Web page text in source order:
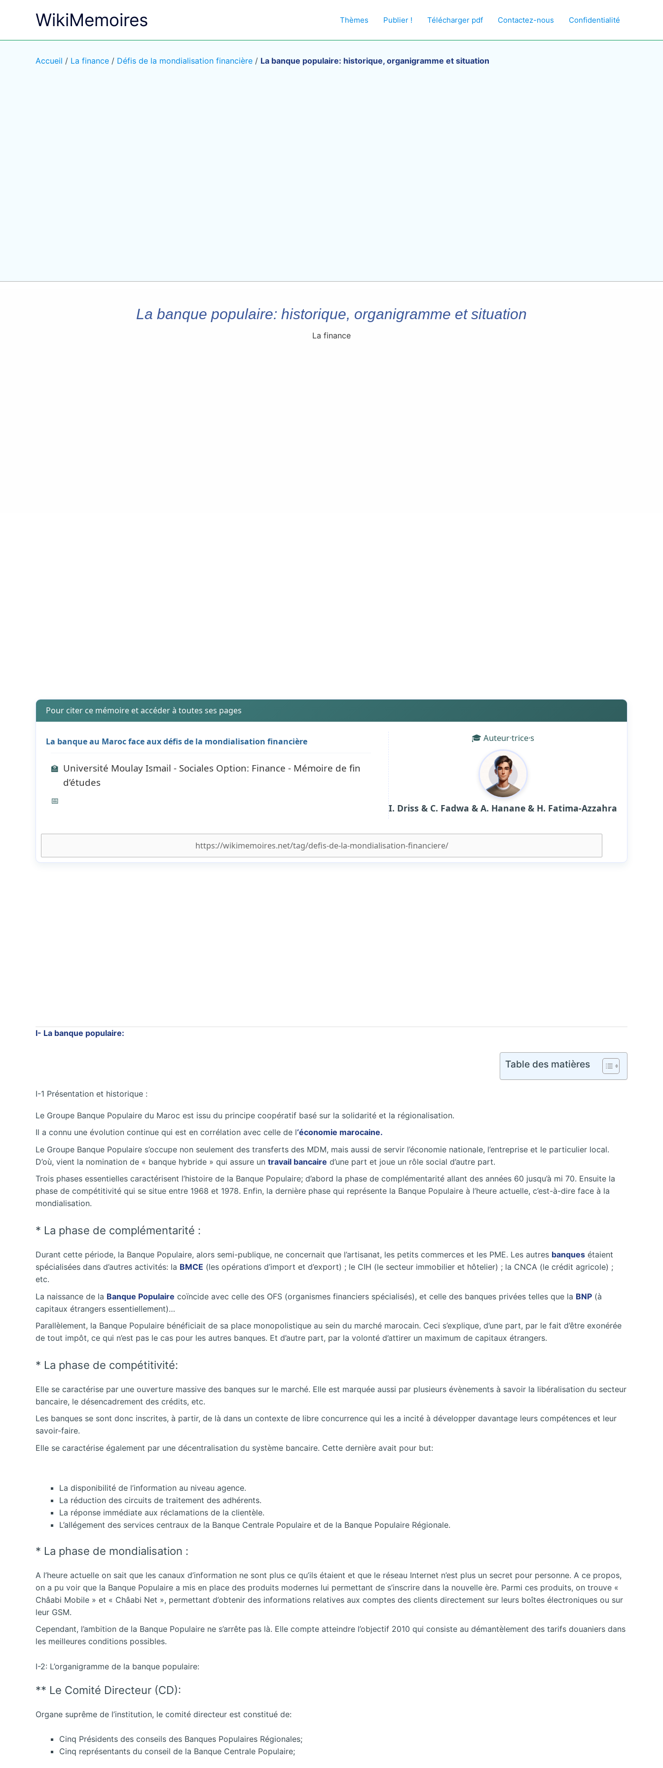
WikiMemoires Thèmes Publier ! Télécharger pdf Contactez-nous Confidentialité
Accueil / La finance / Défis de la mondialisation financière / La banque populaire: historique, organigramme et situation
La banque populaire: historique, organigramme et situation
La finance
Pour citer ce mémoire et accéder à toutes ses pages
La banque au Maroc face aux défis de la mondialisation financière
🏫 Université Moulay Ismail - Sociales Option: Finance - Mémoire de fin
d’études
📅
🎓 Auteur·trice·s
I. Driss & C. Fadwa & A. Hanane & H. Fatima-Azzahra
I- La banque populaire:
Table des matières
I-1 Présentation et historique :
Le Groupe Banque Populaire du Maroc est issu du principe coopératif basé sur la solidarité et la régionalisation.
Il a connu une évolution continue qui est en corrélation avec celle de l‘économie marocaine.
Le Groupe Banque Populaire s’occupe non seulement des transferts des MDM, mais aussi de servir l’économie nationale, l’entreprise et le particulier local.
D’où, vient la nomination de « banque hybride » qui assure un travail bancaire d’une part et joue un rôle social d’autre part.
Trois phases essentielles caractérisent l’histoire de la Banque Populaire; d’abord la phase de complémentarité allant des années 60 jusqu’à mi 70. Ensuite la
phase de compétitivité qui se situe entre 1968 et 1978. Enfin, la dernière phase qui représente la Banque Populaire à l’heure actuelle, c’est-à-dire face à la
mondialisation.
* La phase de complémentarité :
Durant cette période, la Banque Populaire, alors semi-publique, ne concernait que l’artisanat, les petits commerces et les PME. Les autres banques étaient
spécialisées dans d’autres activités: la BMCE (les opérations d’import et d’export) ; le CIH (le secteur immobilier et hôtelier) ; la CNCA (le crédit agricole) ;
etc.
La naissance de la Banque Populaire coïncide avec celle des OFS (organismes financiers spécialisés), et celle des banques privées telles que la BNP (à
capitaux étrangers essentiellement)…
Parallèlement, la Banque Populaire bénéficiait de sa place monopolistique au sein du marché marocain. Ceci s’explique, d’une part, par le fait d’être exonérée
de tout impôt, ce qui n’est pas le cas pour les autres banques. Et d’autre part, par la volonté d’attirer un maximum de capitaux étrangers.
* La phase de compétitivité:
Elle se caractérise par une ouverture massive des banques sur le marché. Elle est marquée aussi par plusieurs évènements à savoir la libéralisation du secteur
bancaire, le désencadrement des crédits, etc.
Les banques se sont donc inscrites, à partir, de là dans un contexte de libre concurrence qui les a incité à développer davantage leurs compétences et leur
savoir-faire.
Elle se caractérise également par une décentralisation du système bancaire. Cette dernière avait pour but:
La disponibilité de l’information au niveau agence.
La réduction des circuits de traitement des adhérents.
La réponse immédiate aux réclamations de la clientèle.
L’allégement des services centraux de la Banque Centrale Populaire et de la Banque Populaire Régionale.
* La phase de mondialisation :
A l’heure actuelle on sait que les canaux d’information ne sont plus ce qu’ils étaient et que le réseau Internet n’est plus un secret pour personne. A ce propos,
on a pu voir que la Banque Populaire a mis en place des produits modernes lui permettant de s’inscrire dans la nouvelle ère. Parmi ces produits, on trouve «
Châabi Mobile » et « Châabi Net », permettant d’obtenir des informations relatives aux comptes des clients directement sur leurs boîtes électroniques ou sur
leur GSM.
Cependant, l’ambition de la Banque Populaire ne s’arrête pas là. Elle compte atteindre l’objectif 2010 qui consiste au démantèlement des tarifs douaniers dans
les meilleures conditions possibles.
I-2: L’organigramme de la banque populaire:
** Le Comité Directeur (CD):
Organe suprême de l’institution, le comité directeur est constitué de:
Cinq Présidents des conseils des Banques Populaires Régionales;
Cinq représentants du conseil de la Banque Centrale Populaire;